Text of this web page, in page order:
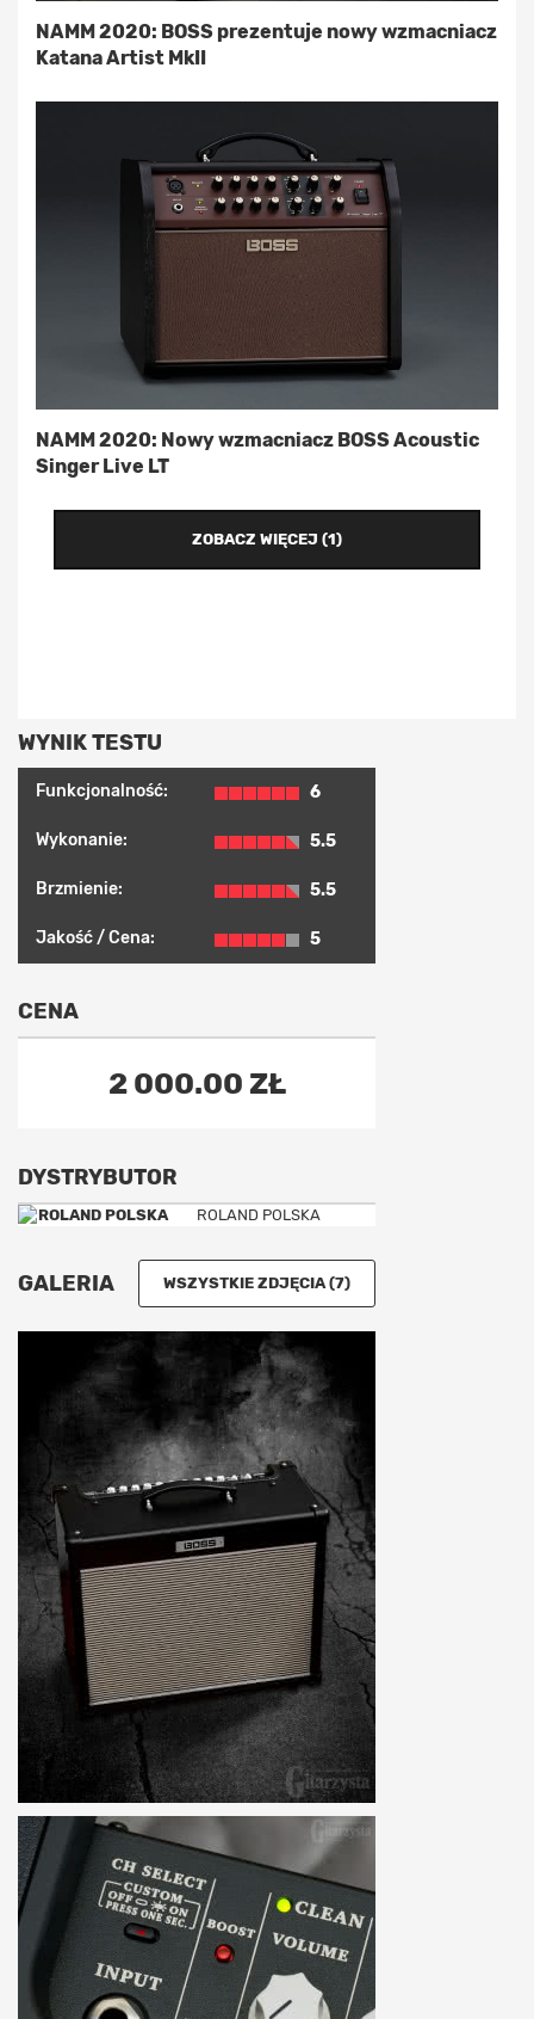
NAMM 2020: BOSS prezentuje nowy wzmacniacz
Katana Artist MkII
NAMM 2020: Nowy wzmacniacz BOSS Acoustic
Singer Live LT
ZOBACZ WIĘCEJ (1)
WYNIK TESTU
Funkcjonalność: 6
Wykonanie: 5.5
Brzmienie: 5.5
Jakość / Cena: 5
CENA
2 000.00 ZŁ
DYSTRYBUTOR
ROLAND POLSKA
GALERIA WSZYSTKIE ZDJĘCIA (7)